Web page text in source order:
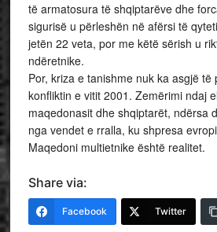
të armatosura të shqiptarëve dhe
sigurisë u përleshën në afërsi të
jetën 22 veta, por me këtë sërish u
ndëretnike.
Por, kriza e tanishme nuk ka asgjë të
konfliktin e vitit 2001. Zemërimi ndaj
maqedonasit dhe shqiptarët, ndërsa
nga vendet e rralla, ku shpresa
Maqedoni multietnike është realitet.
Share via:
Facebook Twitter